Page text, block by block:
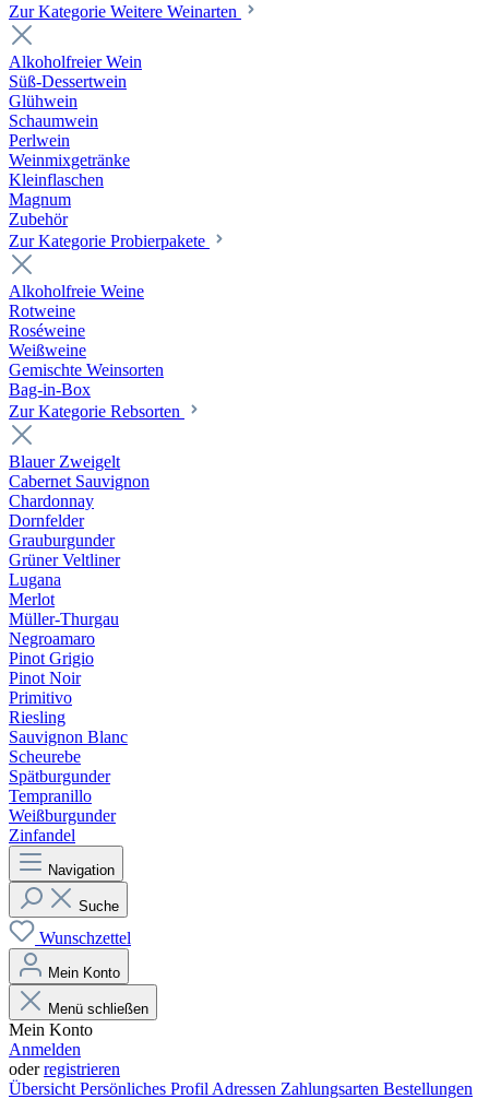
Zur Kategorie Weitere Weinarten
Alkoholfreier Wein
Süß-Dessertwein
Glühwein
Schaumwein
Perlwein
Weinmixgetränke
Kleinflaschen
Magnum
Zubehör
Zur Kategorie Probierpakete
Alkoholfreie Weine
Rotweine
Roséweine
Weißweine
Gemischte Weinsorten
Bag-in-Box
Zur Kategorie Rebsorten
Blauer Zweigelt
Cabernet Sauvignon
Chardonnay
Dornfelder
Grauburgunder
Grüner Veltliner
Lugana
Merlot
Müller-Thurgau
Negroamaro
Pinot Grigio
Pinot Noir
Primitivo
Riesling
Sauvignon Blanc
Scheurebe
Spätburgunder
Tempranillo
Weißburgunder
Zinfandel
Navigation
Suche
Wunschzettel
Mein Konto
Menü schließen
Mein Konto
Anmelden
oderregistrieren
Übersicht Persönliches Profil Adressen Zahlungsarten Bestellungen